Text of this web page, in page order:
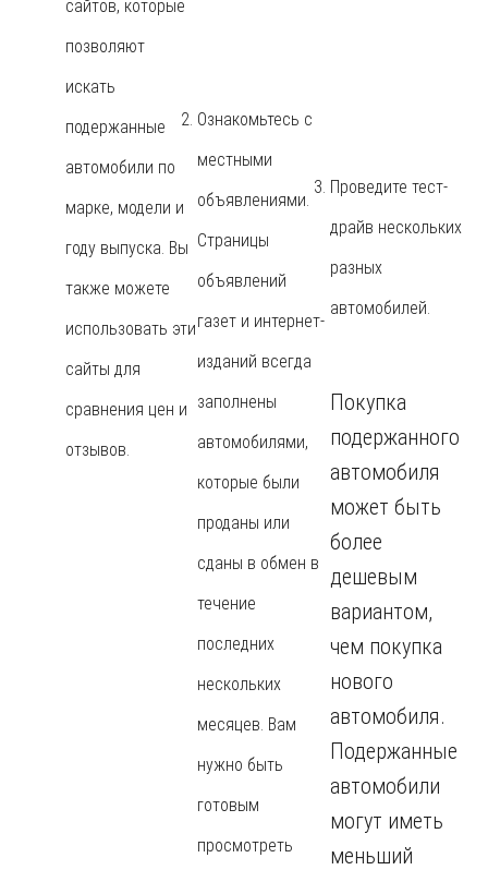
сайтов, которые
позволяют
искать
подержанные
автомобили по
марке, модели и
году выпуска. Вы
также можете
использовать эти
сайты для
сравнения цен и
отзывов.
Ознакомьтесь с
местными
объявлениями.
Страницы
объявлений
газет и интернет-
изданий всегда
заполнены
автомобилями,
которые были
проданы или
сданы в обмен в
течение
последних
нескольких
месяцев. Вам
нужно быть
готовым
просмотреть
Проведите тест-
драйв нескольких
разных
автомобилей.
Покупка
подержанного
автомобиля
может быть
более
дешевым
вариантом,
чем покупка
нового
автомобиля.
Подержанные
автомобили
могут иметь
меньший